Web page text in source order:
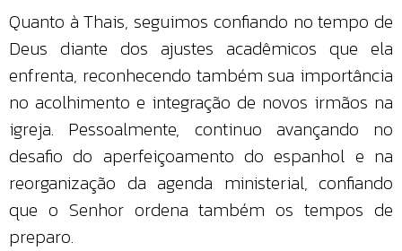
Quanto à Thais, seguimos confiando no tempo de
Deus diante dos ajustes acadêmicos que ela
enfrenta, reconhecendo também sua importância
no acolhimento e integração de novos irmãos na
igreja. Pessoalmente, continuo avançando no
desafio do aperfeiçoamento do espanhol e na
reorganização da agenda ministerial, confiando
que o Senhor ordena também os tempos de
preparo.